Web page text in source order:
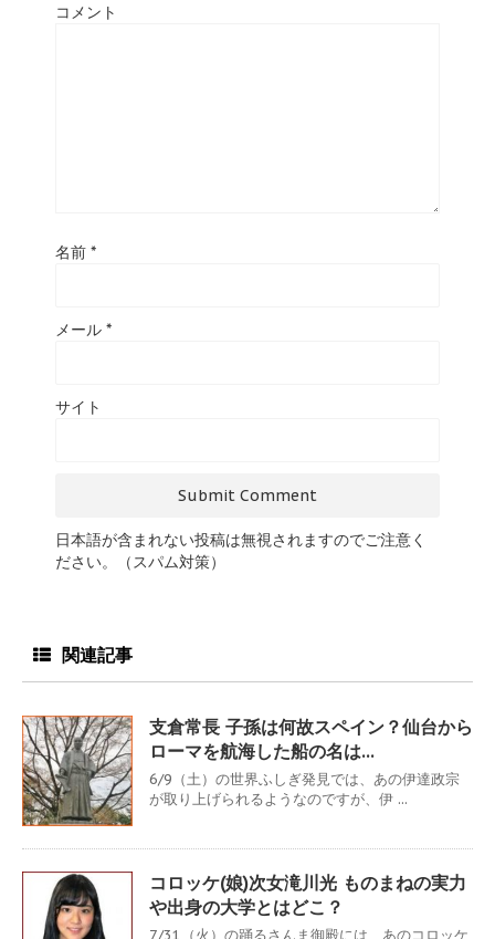
コメント
名前 *
メール *
サイト
日本語が含まれない投稿は無視されますのでご注意く
ださい。（スパム対策）
関連記事
支倉常長 子孫は何故スペイン？仙台から
ローマを航海した船の名は…
6/9（土）の世界ふしぎ発見では、あの伊達政宗
が取り上げられるようなのですが、伊 ...
コロッケ(娘)次女滝川光 ものまねの実力
や出身の大学とはどこ？
7/31（火）の踊るさんま御殿には、あのコロッケ